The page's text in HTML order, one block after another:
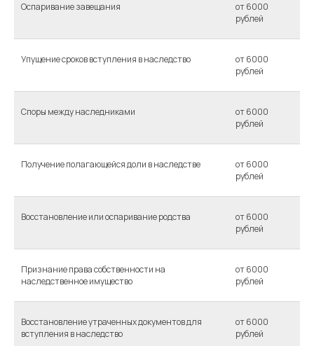
Оспаривание завещания
от 6000
рублей
Упущение сроков вступления в наследство
от 6000
рублей
Споры между наследниками
от 6000
рублей
Получение полагающейся доли в наследстве
от 6000
рублей
Восстановление или оспаривание родства
от 6000
рублей
Признание права собственности на
наследственное имущество
от 6000
рублей
Восстановление утраченных документов для
вступления в наследство
от 6000
рублей